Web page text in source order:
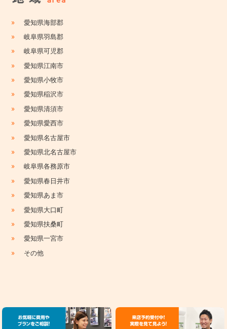
» 愛知県海部郡
» 岐阜県羽島郡
» 岐阜県可児郡
» 愛知県江南市
» 愛知県小牧市
» 愛知県稲沢市
» 愛知県清須市
» 愛知県愛西市
» 愛知県名古屋市
» 愛知県北名古屋市
» 岐阜県各務原市
» 愛知県春日井市
» 愛知県あま市
» 愛知県大口町
» 愛知県扶桑町
» 愛知県一宮市
» その他